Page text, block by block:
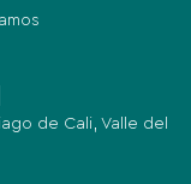
de Cali, Valle del